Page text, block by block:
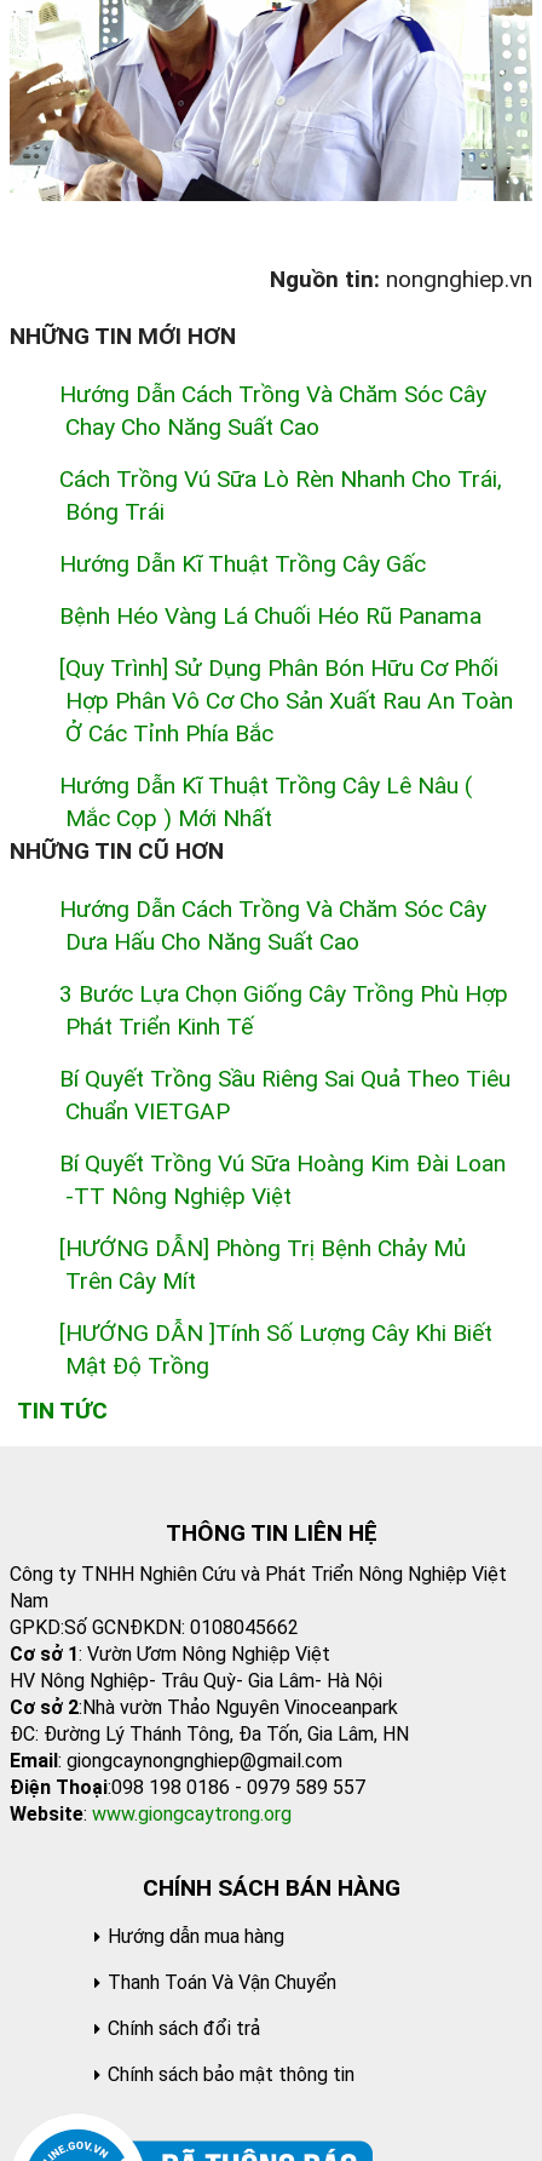
Nguồn tin: nongnghiep.vn
NHỮNG TIN MỚI HƠN
Hướng Dẫn Cách Trồng Và Chăm Sóc Cây
Chay Cho Năng Suất Cao
Cách Trồng Vú Sữa Lò Rèn Nhanh Cho Trái,
Bóng Trái
Hướng Dẫn Kĩ Thuật Trồng Cây Gấc
Bệnh Héo Vàng Lá Chuối Héo Rũ Panama
[Quy Trình] Sử Dụng Phân Bón Hữu Cơ Phối
Hợp Phân Vô Cơ Cho Sản Xuất Rau An Toàn
Ở Các Tỉnh Phía Bắc
Hướng Dẫn Kĩ Thuật Trồng Cây Lê Nâu (
Mắc Cọp ) Mới Nhất
NHỮNG TIN CŨ HƠN
Hướng Dẫn Cách Trồng Và Chăm Sóc Cây
Dưa Hấu Cho Năng Suất Cao
3 Bước Lựa Chọn Giống Cây Trồng Phù Hợp
Phát Triển Kinh Tế
Bí Quyết Trồng Sầu Riêng Sai Quả Theo Tiêu
Chuẩn VIETGAP
Bí Quyết Trồng Vú Sữa Hoàng Kim Đài Loan
-TT Nông Nghiệp Việt
[HƯỚNG DẪN] Phòng Trị Bệnh Chảy Mủ
Trên Cây Mít
[HƯỚNG DẪN ]Tính Số Lượng Cây Khi Biết
Mật Độ Trồng
TIN TỨC
THÔNG TIN LIÊN HỆ
Công ty TNHH Nghiên Cứu và Phát Triển Nông Nghiệp Việt
Nam
GPKD:Số GCNĐKDN: 0108045662
Cơ sở 1: Vườn Ươm Nông Nghiệp Việt
HV Nông Nghiệp- Trâu Quỳ- Gia Lâm- Hà Nội
Cơ sở 2:Nhà vườn Thảo Nguyên Vinoceanpark
ĐC: Đường Lý Thánh Tông, Đa Tốn, Gia Lâm, HN
Email: giongcaynongnghiep@gmail.com
Điện Thoại:098 198 0186 - 0979 589 557
Website: www.giongcaytrong.org
CHÍNH SÁCH BÁN HÀNG
Hướng dẫn mua hàng
Thanh Toán Và Vận Chuyển
Chính sách đổi trả
Chính sách bảo mật thông tin